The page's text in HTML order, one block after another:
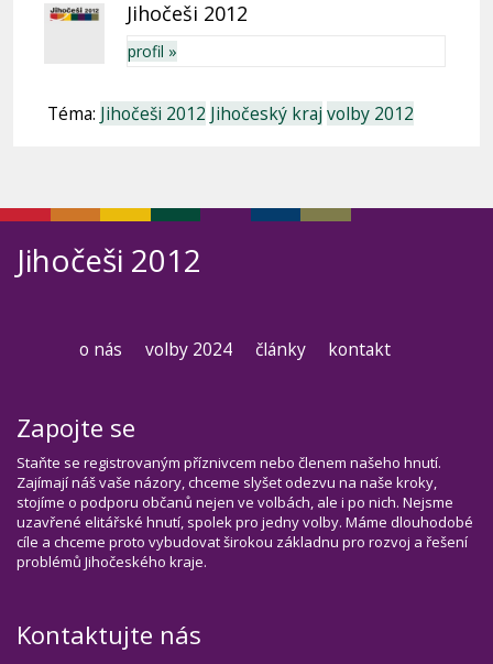
Jihočeši 2012
profil »
Téma: Jihočeši 2012 Jihočeský kraj volby 2012
Jihočeši 2012
o nás volby 2024 články kontakt
Zapojte se
Staňte se registrovaným příznivcem nebo členem našeho hnutí.
Zajímají náš vaše názory, chceme slyšet odezvu na naše kroky,
stojíme o podporu občanů nejen ve volbách, ale i po nich. Nejsme
uzavřené elitářské hnutí, spolek pro jedny volby. Máme dlouhodobé
cíle a chceme proto vybudovat širokou základnu pro rozvoj a řešení
problémů Jihočeského kraje.
Kontaktujte nás